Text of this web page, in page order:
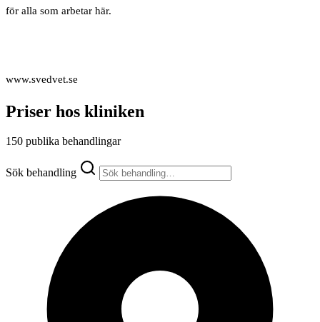
för alla som arbetar här.
www.svedvet.se
Priser hos kliniken
150 publika behandlingar
Sök behandling